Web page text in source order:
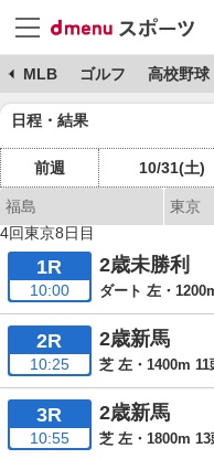
MLB ゴルフ 高校野球
日程・結果
前週 10/31(土)
福島 東京
4回東京8日目
1R
10:00
2歳未勝利
ダート 左・
2R
10:25
2歳新馬
芝 左・1400m 11
3R
10:55
2歳新馬
芝 左・1800m 13